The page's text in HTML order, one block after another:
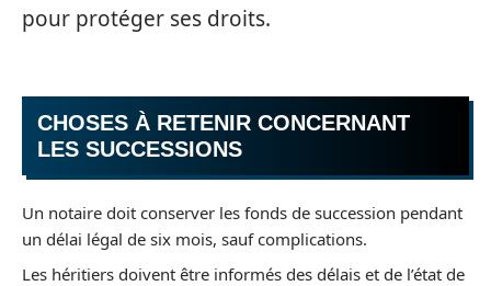
pour protéger ses droits.
CHOSES À RETENIR CONCERNANT
LES SUCCESSIONS
Un notaire doit conserver les fonds de succession pendant
un délai légal de six mois, sauf complications.
Les héritiers doivent être informés des délais et de l’état de